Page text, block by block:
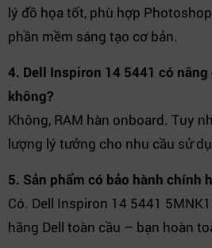
lý đồ họa tốt, phù hợp
phần mềm sáng tạo cơ bản.
4. Dell Inspiron 14 5441 có nâng
không?
Không, RAM hàn onboard. Tuy
lượng lý tưởng cho nhu cầu sử
5. Sản phẩm có bảo hành chính
Có. Dell Inspiron 14 5441
hãng Dell toàn cầu – bạn hoàn